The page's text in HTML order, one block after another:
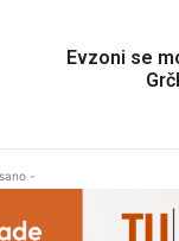
Evzoni se
-